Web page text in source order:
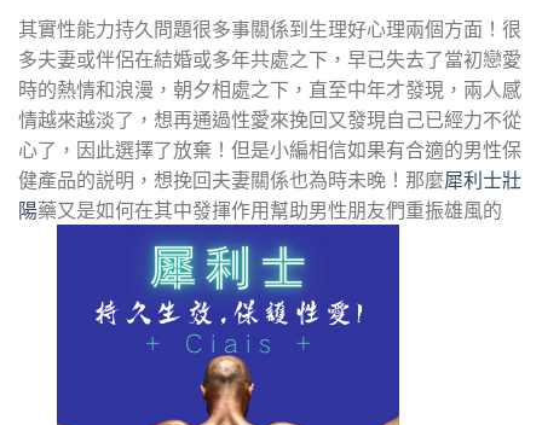
其實性能力持久問題很多事關係到生理好心理兩個方面！很
多夫妻或伴侶在結婚或多年共處之下，早已失去了當初戀愛
時的熱情和浪漫，朝夕相處之下，直至中年才發現，兩人感
情越來越淡了，想再通過性愛來挽回又發現自己已經力不從
心了，因此選擇了放棄！但是小編相信如果有合適的男性保
健產品的説明，想挽回夫妻關係也為時未晚！那麼犀利士壯
陽藥又是如何在其中發揮作用幫助男性朋友們重振雄風的